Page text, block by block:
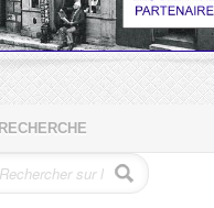
RECHERCHE